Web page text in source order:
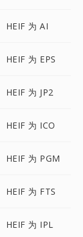
HEIF 为 AI
HEIF 为 EPS
HEIF 为 JP2
HEIF 为 ICO
HEIF 为 PGM
HEIF 为 FTS
HEIF 为 IPL